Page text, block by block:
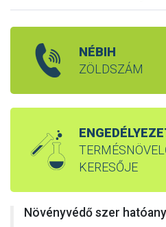
NÉBIH
ZÖLDSZÁM
KERESŐJE
Növényvédő szer